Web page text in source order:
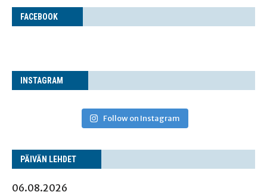
FACE­BOOK
INS­TA­GRAM
Follow on Instagram
PÄI­VÄN LEHDET
06.08.2026